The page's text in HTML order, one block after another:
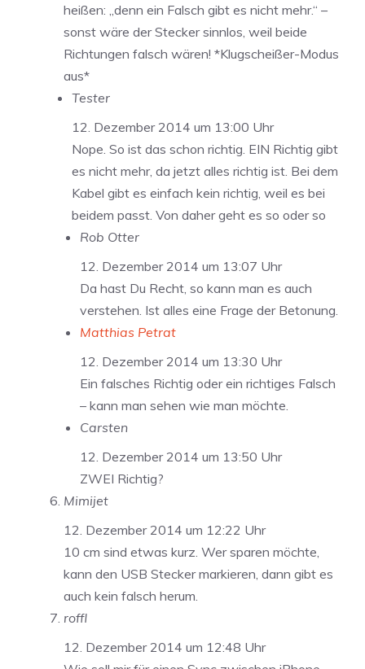
heißen: „denn ein Falsch gibt es nicht mehr.“ –
sonst wäre der Stecker sinnlos, weil beide
Richtungen falsch wären! *Klugscheißer-Modus
aus*
Tester
12. Dezember 2014 um 13:00 Uhr
Nope. So ist das schon richtig. EIN Richtig gibt
es nicht mehr, da jetzt alles richtig ist. Bei dem
Kabel gibt es einfach kein richtig, weil es bei
beidem passt. Von daher geht es so oder so
Rob Otter
12. Dezember 2014 um 13:07 Uhr
Da hast Du Recht, so kann man es auch
verstehen. Ist alles eine Frage der Betonung.
Matthias Petrat
12. Dezember 2014 um 13:30 Uhr
Ein falsches Richtig oder ein richtiges Falsch
– kann man sehen wie man möchte.
Carsten
12. Dezember 2014 um 13:50 Uhr
ZWEI Richtig?
Mimijet
12. Dezember 2014 um 12:22 Uhr
10 cm sind etwas kurz. Wer sparen möchte,
kann den USB Stecker markieren, dann gibt es
auch kein falsch herum.
roffl
12. Dezember 2014 um 12:48 Uhr